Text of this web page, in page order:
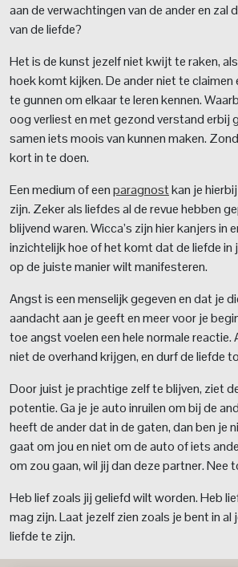
aan de verwachtingen van de ander en zal
van de liefde?
Het is de kunst jezelf niet kwijt te raken,
hoek komt kijken. De ander niet te claimen
te gunnen om elkaar te leren kennen.
oog verliest en met gezond verstand erbij
samen iets moois van kunnen maken.
kort in te doen.
Een medium of eenparagnostkan je
zijn. Zeker als liefdes al de revue hebben
blijvend waren. Wicca’s zijn hier kanjers in
inzichtelijk hoe of het komt dat de liefde in
op de juiste manier wilt manifesteren.
Angst is een menselijk gegeven en dat je
aandacht aan je geeft en meer voor je
toe angst voelen een hele normale reactie.
niet de overhand krijgen, en durf de liefde
Door juist je prachtige zelf te blijven, ziet
potentie. Ga je je auto inruilen om bij de
heeft de ander dat in de gaten, dan ben je
gaat om jou en niet om de auto of iets
om zou gaan, wil jij dan deze partner. Nee
Heb lief zoals jij geliefd wilt worden. Heb
mag zijn. Laat jezelf zien zoals je bent in al
liefde te zijn.